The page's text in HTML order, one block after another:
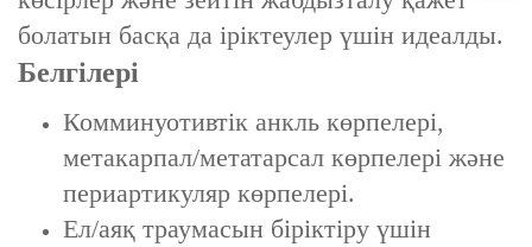
болатын басқа да іріктеулер үшін идеалды.
Белгілері
‌Комминуотивтік анкль көрпелері‌,
‌метакарпал/метатарсал көрпелері‌ және
‌периартикуляр көрпелері‌.
‌Ел/аяқ траумасын біріктіру‌ үшін